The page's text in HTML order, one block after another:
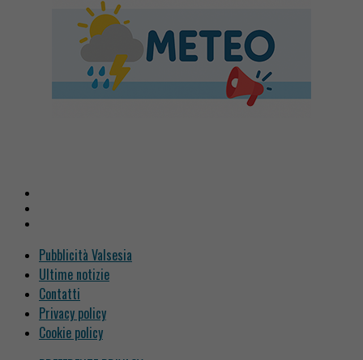
Pubblicità Valsesia
Ultime notizie
Contatti
Privacy policy
Cookie policy